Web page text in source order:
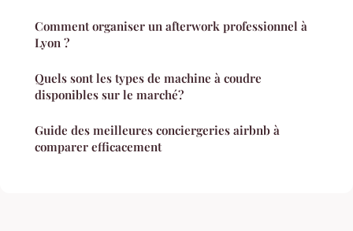
Comment organiser un afterwork professionnel à
Lyon ?
Quels sont les types de machine à coudre
disponibles sur le marché?
Guide des meilleures conciergeries airbnb à
comparer efficacement